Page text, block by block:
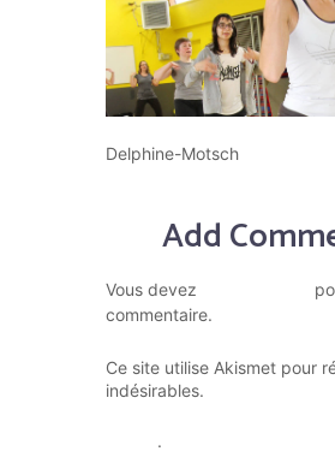
Delphine-Motsch
Add
Vous devez
commentaire.
Ce site utilise Akismet pour
indésirables.
.